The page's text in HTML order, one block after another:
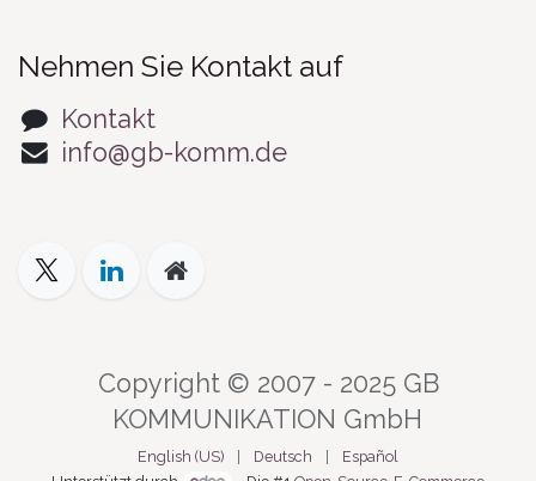
Nehmen Sie Kontakt auf
Kontakt
info@gb-komm.de
Copyright © 2007 - 2025 GB
KOMMUNIKATION GmbH
English (US) Deutsch
Español